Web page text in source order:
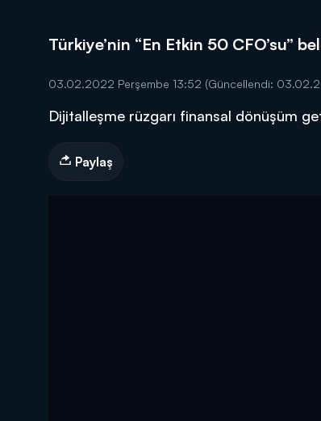
DİĞER
Türkiye’nin “En Etkin 50 CFO’su”
03.02.2022 Perşembe 13:52 (Güncellendi:
Dijitalleşme rüzgarı finansal dönüşüm
Paylaş